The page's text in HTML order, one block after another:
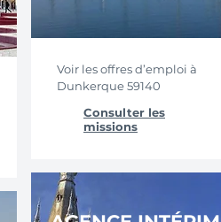
Voir les offres d’emploi à
Dunkerque 59140
Consulter les
missions